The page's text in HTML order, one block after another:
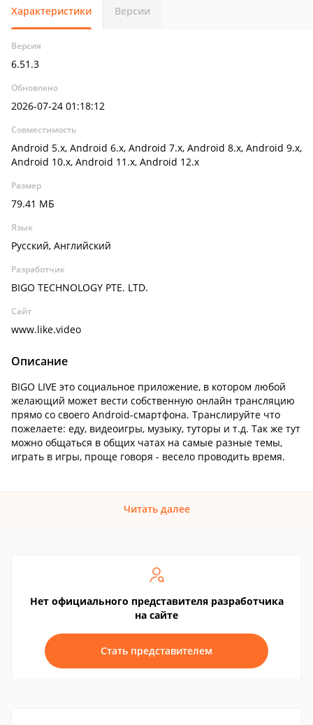
Характеристики Версии
Версия
6.51.3
Обновлено
2026-07-24 01:18:12
Совместимость
Android 5.x, Android 6.x, Android 7.x, Android 8.x, Android 9.x,
Android 10.x, Android 11.x, Android 12.x
Размер
79.41 МБ
Язык
Русский, Английский
Разработчик
BIGO TECHNOLOGY PTE. LTD.
Сайт
www.like.video
Описание
BIGO LIVE это социальное приложение, в котором любой
желающий может вести собственную онлайн трансляцию
прямо со своего Android-смартфона. Транслируйте что
пожелаете: еду, видеоигры, музыку, туторы и т.д. Так же тут
можно общаться в общих чатах на самые разные темы,
играть в игры, проще говоря - весело проводить время.
Читать далее
Нет официального представителя разработчика
на сайте
Стать представителем